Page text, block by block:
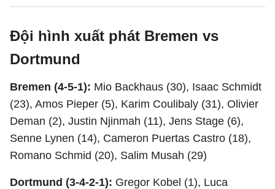
Đội hình xuất phát Bremen vs
Dortmund
Bremen (4-5-1): Mio Backhaus (30), Isaac Schmidt
(23), Amos Pieper (5), Karim Coulibaly (31), Olivier
Deman (2), Justin Njinmah (11), Jens Stage (6),
Senne Lynen (14), Cameron Puertas Castro (18),
Romano Schmid (20), Salim Musah (29)
Dortmund (3-4-2-1): Gregor Kobel (1), Luca